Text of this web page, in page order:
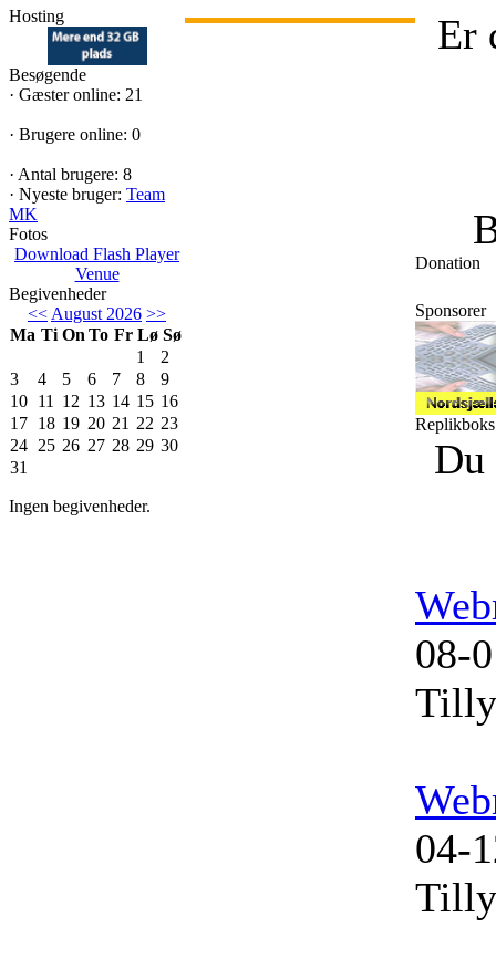
Hosting
Besøgende
· Gæster online: 21
· Brugere online: 0
· Antal brugere: 8
· Nyeste bruger: Team
MK
Fotos
Download Flash Player
Venue
Begivenheder
<< August 2026 >>
Ma Ti On To Fr Lø Sø
1
2
3
4 5 6 7 8
9
10 11 12 13 14 15 16
17 18 19 20 21 22 23
24 25 26 27 28 29 30
31
Ingen begivenheder.
Er
Donation
Sponsorer
Replikboks
Du
08-
04-